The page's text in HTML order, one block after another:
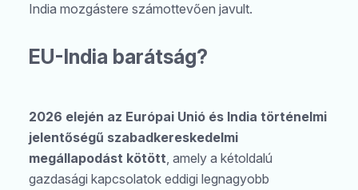
India mozgástere számottevően javult.
EU-India barátság?
2026 elején az Európai Unió és India történelmi
jelentőségű szabadkereskedelmi
megállapodást kötött , amely a kétoldalú
gazdasági kapcsolatok eddigi legnagyobb